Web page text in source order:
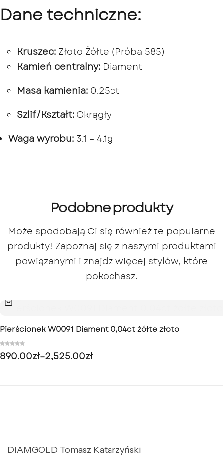
Dane techniczne:
Kruszec: Złoto Żółte (Próba 585)
Kamień centralny: Diament
Masa kamienia: 0.25ct
Szlif/Kształt:Okrągły
Waga wyrobu: 3.1 – 4.1g
Podobne produkty
Może spodobają Ci się również te popularne
produkty! Zapoznaj się z naszymi produktami
powiązanymi i znajdź więcej stylów, które
pokochasz.
Pierścionek W0091 Diament 0,04ct żółte złoto
890.00zł–2,525.00zł
DIAMGOLD Tomasz Katarzyński